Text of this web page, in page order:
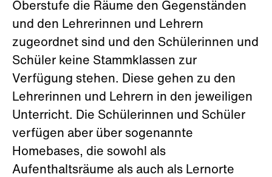
Oberstufe die Räume den Gegenständen
und den Lehrerinnen und Lehrern
zugeordnet sind und den Schülerinnen und
Schüler keine Stammklassen zur
Verfügung stehen. Diese gehen zu den
Lehrerinnen und Lehrern in den jeweiligen
Unterricht. Die Schülerinnen und Schüler
verfügen aber über sogenannte
Homebases, die sowohl als
Aufenthaltsräume als auch als Lernorte